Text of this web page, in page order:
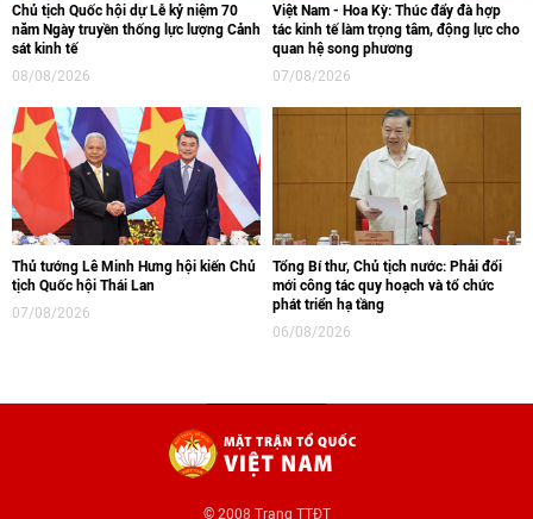
Chủ tịch Quốc hội dự Lễ kỷ niệm 70
năm Ngày truyền thống lực lượng Cảnh
sát kinh tế
08/08/2026
Việt Nam - Hoa Kỳ: Thúc đẩy đà hợp
tác kinh tế làm trọng tâm, động lực cho
quan hệ song phương
07/08/2026
Thủ tướng Lê Minh Hưng hội kiến Chủ
tịch Quốc hội Thái Lan
07/08/2026
Tổng Bí thư, Chủ tịch nước: Phải đổi
mới công tác quy hoạch và tổ chức
phát triển hạ tầng
06/08/2026
© 2008 Trang TTĐT